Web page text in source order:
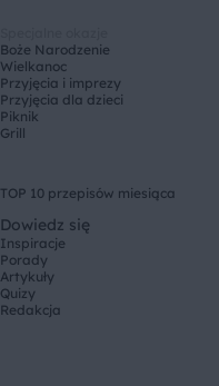
Boże Narodzenie
Wielkanoc
Przyjęcia i imprezy
Przyjęcia dla dzieci
Piknik
Grill
TOP 10 przepisów miesiąca
Dowiedz się
Inspiracje
Porady
Artykuły
Quizy
Redakcja